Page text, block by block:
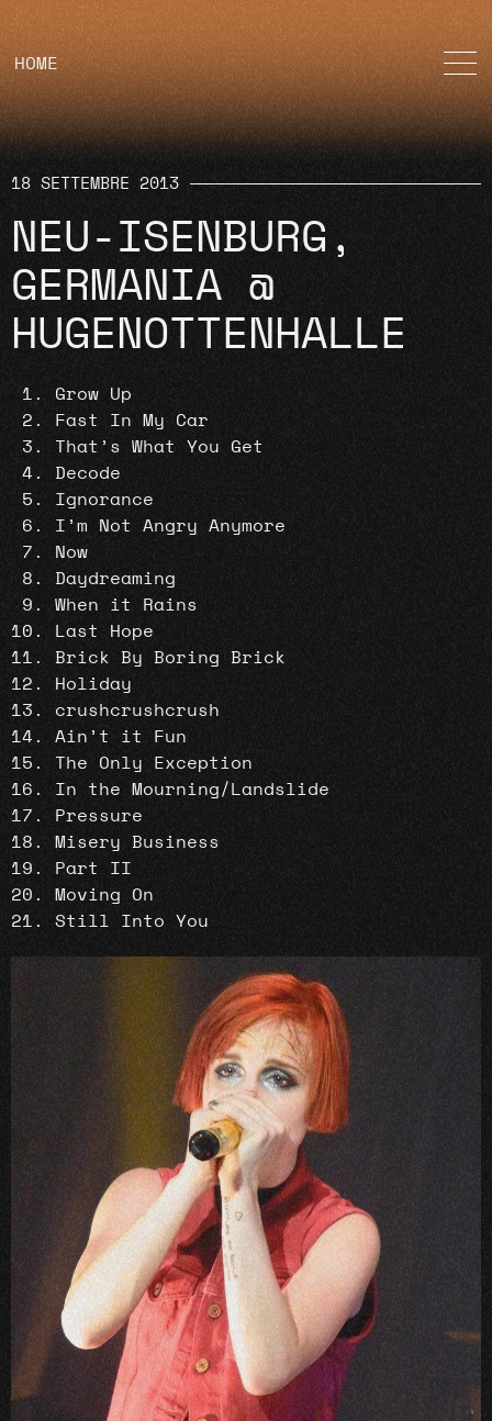
HOME
18 SETTEMBRE 2013
NEU-ISENBURG,
GERMANIA @
HUGENOTTENHALLE
Grow Up
Fast In My Car
That’s What You Get
Decode
Ignorance
I’m Not Angry Anymore
Now
Daydreaming
When it Rains
Last Hope
Brick By Boring Brick
Holiday
crushcrushcrush
Ain’t it Fun
The Only Exception
In the Mourning/Landslide
Pressure
Misery Business
Part II
Moving On
Still Into You